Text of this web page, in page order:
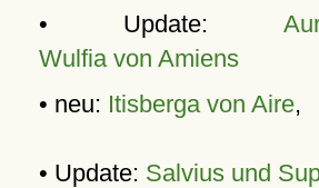
• Update:
Wulfia von Amiens
• neu: Itisberga von Aire,
• Update: Salvius und